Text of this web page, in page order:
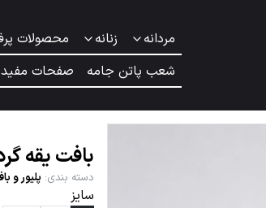
مردانه زنانه محصولات
شعب پاتن جامه
صفحات مفید
بافت یقه
دسته بندی: پلیور و
سایز